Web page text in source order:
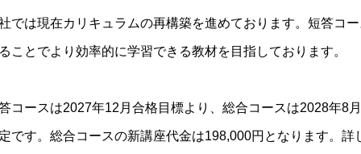
では現在カリキュラムの再構築を進めております。短答コ
ことでより効率的に学習できる教材を目指しております。
コースは2027年12月合格目標より、総合コースは2028年8
です。総合コースの新講座代金は198,000円となります。詳